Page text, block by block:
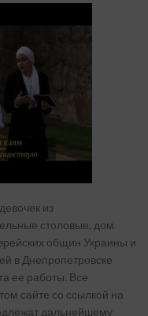
из
столовые, дом
общин Украины и
в Днепропетровске
ее работы. Все
сайте со ссылкой на
дальнейшему